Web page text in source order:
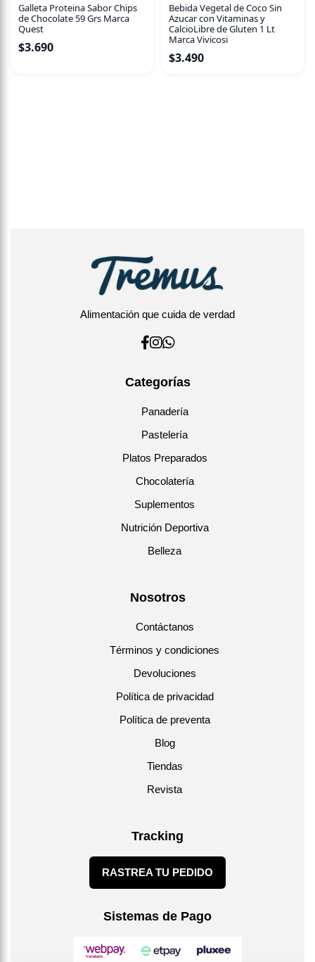
Galleta Proteina Sabor Chips
de Chocolate 59 Grs Marca
Quest
$3.690
Bebida Vegetal de Coco Sin
Azucar con Vitaminas y
CalcioLibre de Gluten 1 Lt
Marca Vivicosi
$3.490
Alimentación que cuida de verdad
Categorías
Panadería
Pastelería
Platos Preparados
Chocolatería
Suplementos
Nutrición Deportiva
Belleza
Nosotros
Contáctanos
Términos y condiciones
Devoluciones
Política de privacidad
Política de preventa
Blog
Tiendas
Revista
Tracking
RASTREA TU PEDIDO
Sistemas de Pago